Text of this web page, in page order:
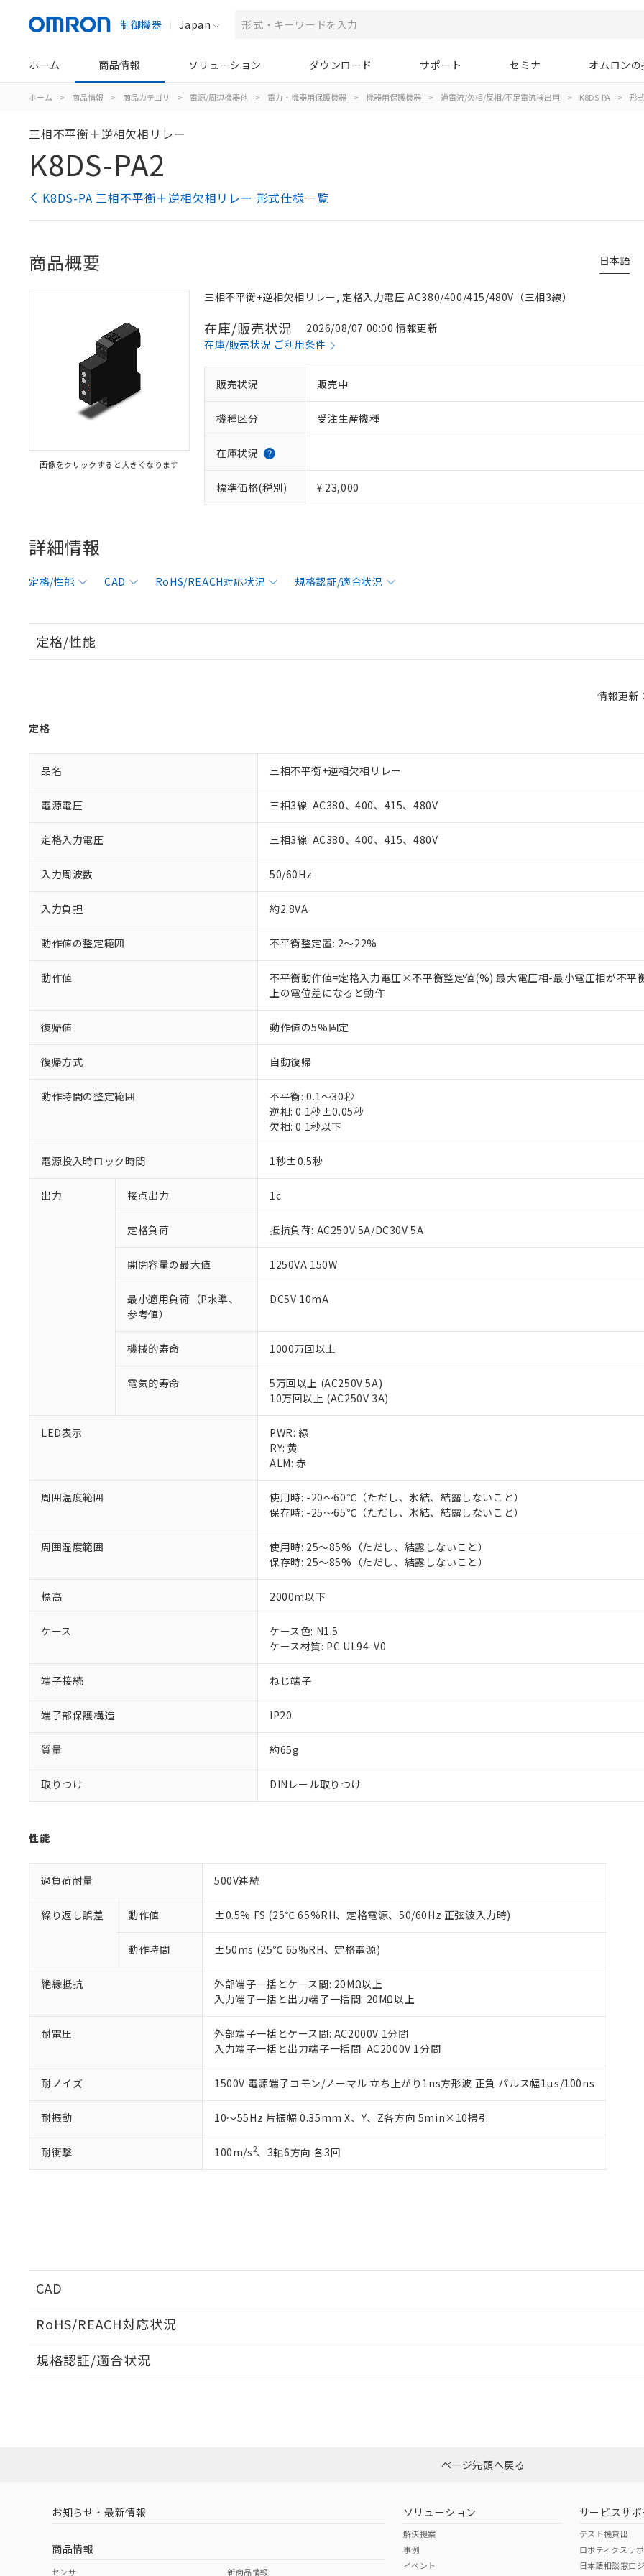
制御機器 Japan
ホーム 商品情報 ソリューション ダウンロード サポート セミナ オムロン
ホーム > 商品情報 > 商品カテゴリ > 電源/周辺機器他 > 電力・機器用保護機器 > 機器用保護機器 > 過電流/欠相/反相/不足電流検出用 > K8DS-PA > 形
三相不平衡＋逆相欠相リレー
K8DS-PA2
K8DS-PA 三相不平衡＋逆相欠相リレー 形式仕様一覧
日本語
商品概要
画像をクリックすると大きくなります
三相不平衡+逆相欠相リレー, 定格入力電圧 AC380/400/415/480V（三相3線）
在庫/販売状況
2026/08/07 00:00 情報更新
在庫/販売状況 ご利用条件
販売状況 販売中
機種区分 受注生産機種
在庫状況
標準価格(税別) ¥ 23,000
詳細情報
定格/性能 CAD RoHS/REACH対応状況 規格認証/適合状況
定格/性能
情報更新
定格
品名 三相不平衡+逆相欠相リレー
電源電圧 三相3線: AC380、400、415、480V
定格入力電圧 三相3線: AC380、400、415、480V
入力周波数 50/60Hz
入力負担 約2.8VA
動作値の整定範囲 不平衡整定置: 2～22%
動作値
不平衡動作値=定格入力電圧×不平衡整定値(%) 最大電圧相-最小電圧相が不平
上の電位差になると動作
復帰値 動作値の5%固定
復帰方式 自動復帰
動作時間の整定範囲
不平衡: 0.1～30秒
逆相: 0.1秒±0.05秒
欠相: 0.1秒以下
電源投入時ロック時間 1秒±0.5秒
出力 接点出力 1c
定格負荷 抵抗負荷: AC250V 5A/DC30V 5A
開閉容量の最大値 1250VA 150W
最小適用負荷（P水準、
参考値）
DC5V 10mA
機械的寿命 1000万回以上
電気的寿命
5万回以上 (AC250V 5A)
10万回以上 (AC250V 3A)
LED表示
PWR: 緑
RY: 黄
ALM: 赤
周囲温度範囲
使用時: -20～60℃（ただし、氷結、結露しないこと）
保存時: -25～65℃（ただし、氷結、結露しないこと）
周囲湿度範囲
使用時: 25～85%（ただし、結露しないこと）
保存時: 25～85%（ただし、結露しないこと）
標高 2000m以下
ケース
ケース色: N1.5
ケース材質: PC UL94-V0
端子接続 ねじ端子
端子部保護構造 IP20
質量 約65g
取りつけ DINレール取りつけ
性能
過負荷耐量 500V連続
繰り返し誤差 動作値 ±0.5% FS (25℃ 65%RH、定格電源、50/60Hz 正弦波入力時)
動作時間 ±50ms (25℃ 65%RH、定格電源)
絶縁抵抗
外部端子一括とケース間: 20MΩ以上
入力端子一括と出力端子一括間: 20MΩ以上
耐電圧
外部端子一括とケース間: AC2000V 1分間
入力端子一括と出力端子一括間: AC2000V 1分間
耐ノイズ 1500V 電源端子コモン/ノーマル 立ち上がり1ns方形波 正負 パルス幅1µs/100ns
耐振動 10～55Hz 片振幅 0.35mm X、Y、Z各方向 5min×10掃引
耐衝撃 100m/s2、3軸6方向 各3回
CAD
RoHS/REACH対応状況
EU RoHS 注意事項・凡例
ダウンロードはこちら
中国 RoHS 注意事項・凡例
中国 RoHS表
規格認証/適合状況
（イギリス
（ノルウェー
（日本
（アメリカ
ご利用条件
本サービスは、当社制御機器事業取扱商品の当社在庫状況および標準価格(税抜)を
くものです。
当社制御機器事業取扱商品の中には、本サービスの対象外となる商品もあること
のであり、閲覧された時点での実際の在庫および標準価格とは異なる場合がある
い。
正式な納期状況および標準価格はお客様のお取引先、またはお客様担当のオムロ
当社販売員にご相談ください。
在庫状況および標準価格結果を当社の事前の承諾なく第三者に漏洩または開示し
す。
マイパーツ機能（部品リスト作成サービス）をご利用いただくには、I-Webメンバ
ている必要があります。
お客様が当ウェブサイト上で当社にご登録された部品リストについて、当社およ
が、当社の製品・サービスに関するお客様との取引・商談に必要な範囲で利用す
さい。
※1 対応状況
対応済み：EU RoHS指令（10物質）の非含有に対応した製品が提供可能な商品です
対応予定：EU RoHS指令（10物質）の非含有に対応した製品に切り替える予定のある商
非該当品：ライセンス料など無形物で、有害物質有無と関係のない商品です。
があります。
*EU RoHS指令（10物質）：
鉛(Pb) 1000ppm以下、 水銀(Hg) 1000ppm以下、 カドミウム(Cd) 100ppm以下、
六価クロム(Cr(Ⅵ)) 1000ppm以下、ポリ臭化ビフェニル類(PBB) 1000ppm以下、ポリ臭化ジフェニルエーテル類
フタル酸ビス(2-エチルヘキシル) (DEHP)(別名：DOP) 1000ppm以下、フタル酸ブチルベンジル（BBP）
但し、RoHS指令で産業用監視および制御機器に対する適用除外項目は除く。
フタル酸エステル類の４物質については閾値を超える意図的な使用がないことを確認しています。
※2 対応予定月
部品在庫の切り替え状況などにより、予定月が前後することがあります。
※3 非含有証明書ダウンロード
下記の非含有証明書をダウンロードすることができます。
EU RoHS指令（10物質）の非含有証明書
51物質の非含有証明書（当社基準）
※本証明書は発行日時点で非含有を証明するもので、過去に遡って非含有を証明するも
混在することから備考欄に対応日を記載しておりました。
既に当社にて対応品への在庫切替を完了していることから、特段のことがない限り、
り割愛しております。
「○」：最大均質材料含有率が中国RoHSの基準値以下であることを示します。
「－」：未確認です。当社販売部門へお問い合わせください。
*中国RoHS10物質の基準値 (GB/T26572)：
Pb(鉛) :1000ppm、 Hg(水銀) : 1000ppm、 Cd(カドミウム) : 100ppm、
Cr(Ⅵ)(六価クロム) : 1000ppm、 PBBs(ポリ臭化ビフェニル類) : 1000ppm、 PBDEs(ポリ臭化ジフェニルエーテ
DBP(フタル酸ジブチル) : 1000ppm、 DIBP(フタル酸ジイソブチル) : 1000ppm、 BBP(フタル酸ブチルベンジル)
DEHP(フタル酸ビス(2-エチルヘキシル)) : 1000ppm
※2 環境保護使用期限
「ｅ」：有害物質（10物質）のすべてが基準値以下であることを示します。
味します。
「－」：未確認です。当社販売部門へお問い合わせください。
当社は、これら貴社製品のうち、外国為替および外国貿易法に定める商品（以下｢
う）を輸出または国外への提供する場合は、日本国政府の輸出許可(または役務取
などの必要な手続きをとります。
当社は規制貨物を破棄する場合は、完全に破砕するなど、違法に輸出されないよう
ます。
当社は貴社製品を、核兵器、ミサイル、化学兵器、生物兵器またはその他武器並
置等に一切使用いたしません。
当社は、貴社製品を第三者に販売する場合は、上記1、2および3の内容を当該第三
たしません。
合意する キャンセル
説明
一定数以上の在庫あり
一定数には満たないが在庫あり
在庫なし(最新の在庫状況については、お客様のお取引先、またはお客様担当
機器販売店・当社販売員にご確認ください)
受注生産機種、また在庫状況の情報を公開していない機種
ページ先頭へ戻る
お知らせ・最新情報
商品情報
センサ 新商品情報
ソリューション
解決提案
事例
イベント
サービスサポ
テスト機貸出
ロボティクスサ
日本語相談窓口